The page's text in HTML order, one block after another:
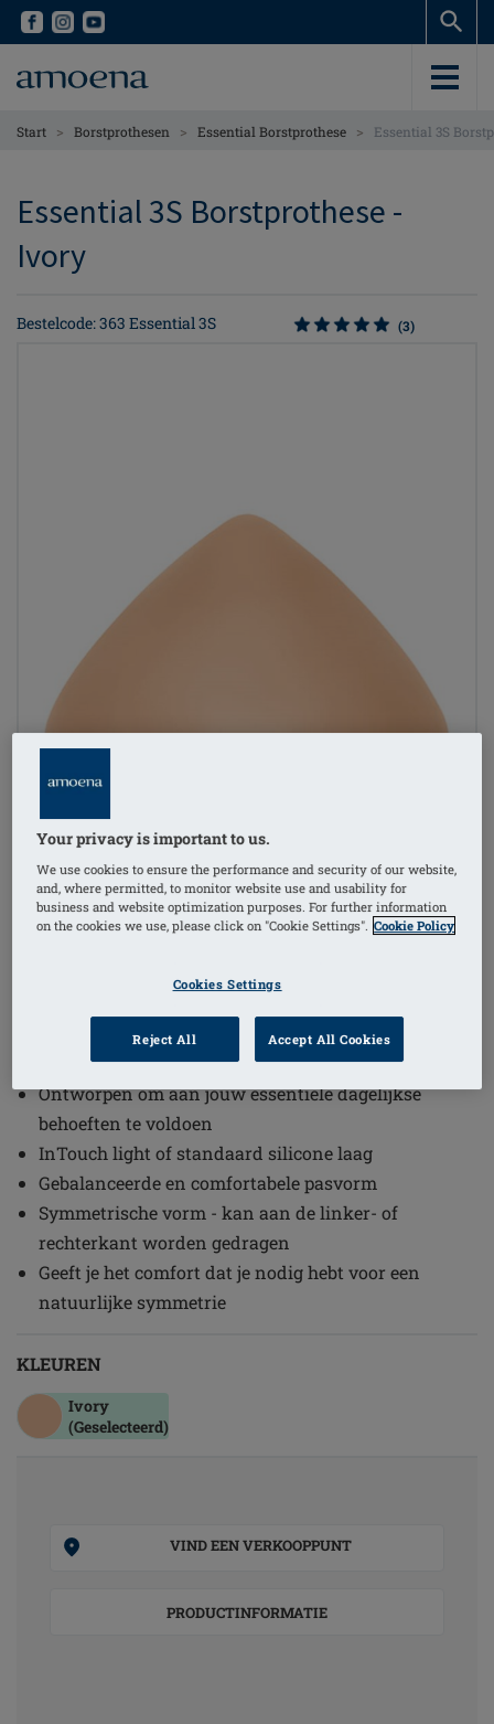
Skip
content
Skip
content
Start > Borstprothesen > Essential Borstprothese > Essential 3S
Essential 3S Borstprothese -
Ivory
Bestelcode: 363 Essential 3S (3)
Bestelcode: 363 Essential 3S
Ontworpen om aan jouw essentiële dagelijkse
behoeften te voldoen
InTouch light of standaard silicone laag
Gebalanceerde en comfortabele pasvorm
Symmetrische vorm - kan aan de linker- of
rechterkant worden gedragen
Geeft je het comfort dat je nodig hebt voor een
natuurlijke symmetrie
KLEUREN
Ivory
(Geselecteerd)
VIND EEN VERKOOPPUNT
PRODUCTINFORMATIE
Your privacy is important to us.
We use cookies to ensure the performance and security of our website,
and, where permitted, to monitor website use and usability for
business and website optimization purposes. For further information
on the cookies we use, please click on "Cookie Settings". Cookie Policy
Cookies Settings
Reject All Accept All Cookies